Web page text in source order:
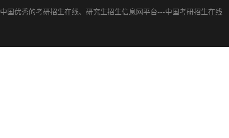
中国优秀的考研招生在线、 研究生招生信息网 平台---中国考研招生在线